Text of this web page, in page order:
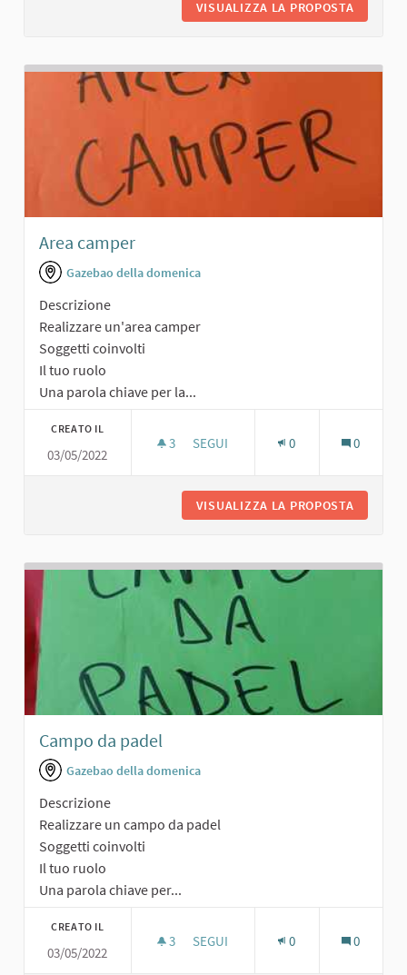
VISUALIZZA LA PROPOSTA
Area camper
Gazebao della domenica
Descrizione
Realizzare un'area camper
Soggetti coinvolti
Il tuo ruolo
Una parola chiave per la...
CREATO IL
03/05/2022
3 3 SOSTENITORI
SEGUI 0 0
VISUALIZZA LA PROPOSTA
Campo da padel
Gazebao della domenica
Descrizione
Realizzare un campo da padel
Soggetti coinvolti
Il tuo ruolo
Una parola chiave per...
CREATO IL
03/05/2022
3 3 SOSTENITORI
SEGUI 0 0